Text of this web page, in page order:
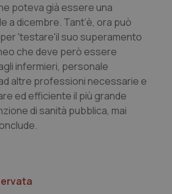
di Bolzano
di Trento
Scompenso
& Rettocolite Ulcerosa
poteva già essere una
a dicembre. Tant’è, ora può
'testare'il suo superamento
che deve però essere
infermieri, personale
altre professioni necessarie e
ed efficiente il più grande
di sanità pubblica, mai